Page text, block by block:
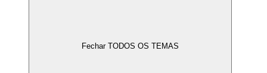
Fechar TODOS OS TEMAS